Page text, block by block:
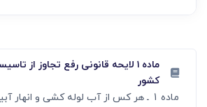
ماده ۱ لایحه قانونی رفع تجاوز از
کشور
ماده 1 ـ هر کس از آب لوله کشی و